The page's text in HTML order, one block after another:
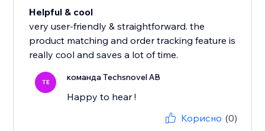
Helpful & cool
very user-friendly & straightforward. the
product matching and order tracking feature is
really cool and saves a lot of time.
TE команда Techsnovel AB
Happy to hear !
Корисно (0)